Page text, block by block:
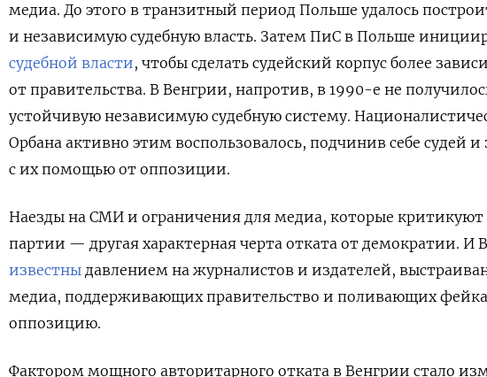
медиа. До этого в транзитный период Польше удалось
и независимую судебную власть. Затем ПиС в Польше
судебной власти, чтобы сделать судейский корпус более
от правительства. В Венгрии, напротив, в 1990-е не
устойчивую независимую судебную систему.
Орбана активно этим воспользовалось, подчинив себе судей
с их помощью от оппозиции.
Наезды на СМИ и ограничения для медиа, которые
партии — другая характерная черта отката от демократии. И
известны давлением на журналистов и издателей,
медиа, поддерживающих правительство и поливающих
оппозицию.
Фактором мощного авторитарного отката в Венгрии стало